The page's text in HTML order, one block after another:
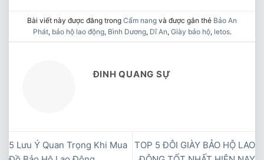
Bài viết này được đăng trong Cẩm nang và được gắn thẻ Bảo An
Phát, bảo hộ lao động, Bình Dương, Dĩ An, Giày bảo hộ, letos.
ĐINH QUANG SỰ
5 Lưu Ý Quan Trọng Khi Mua
TOP 5 ĐÔI GIÀY BẢO HỘ LAO